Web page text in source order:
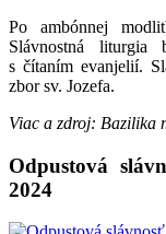
Po ambónnej
Slávnostná liturgia
s čítaním evanjelií.
zbor sv. Jozefa.
Viac a zdroj: Bazilika
Odpustová
2024